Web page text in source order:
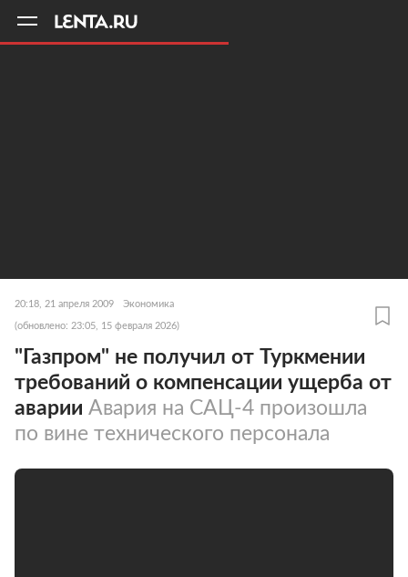
20:18, 21 апреля 2009 Экономика
(обновлено: 23:05, 15 февраля 2026)
"Газпром" не получил от Туркмении
требований о компенсации ущерба от
аварии Авария на САЦ-4 произошла
по вине технического персонала